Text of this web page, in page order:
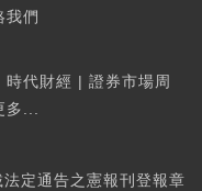
我們
時代財經 | 證券市場周
多...
定通告之憲報刊登報章